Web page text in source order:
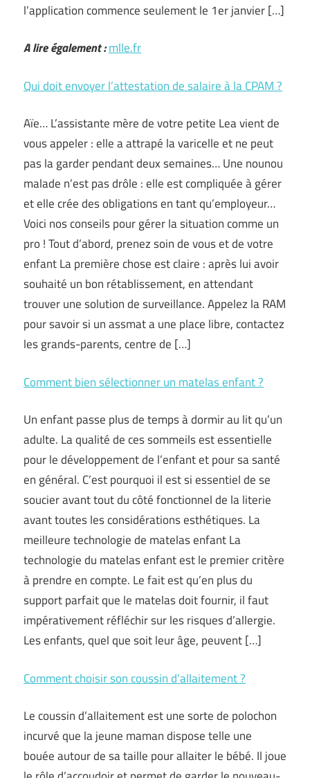
l’application commence seulement le 1er janvier […]
A lire également :mlle.fr
Qui doit envoyer l’attestation de salaire à la CPAM ?
Aïe… L’assistante mère de votre petite Lea vient de
vous appeler : elle a attrapé la varicelle et ne peut
pas la garder pendant deux semaines… Une nounou
malade n’est pas drôle : elle est compliquée à gérer
et elle crée des obligations en tant qu’employeur…
Voici nos conseils pour gérer la situation comme un
pro ! Tout d’abord, prenez soin de vous et de votre
enfant La première chose est claire : après lui avoir
souhaité un bon rétablissement, en attendant
trouver une solution de surveillance. Appelez la RAM
pour savoir si un assmat a une place libre, contactez
les grands-parents, centre de […]
Comment bien sélectionner un matelas enfant ?
Un enfant passe plus de temps à dormir au lit qu’un
adulte. La qualité de ces sommeils est essentielle
pour le développement de l’enfant et pour sa santé
en général. C’est pourquoi il est si essentiel de se
soucier avant tout du côté fonctionnel de la literie
avant toutes les considérations esthétiques. La
meilleure technologie de matelas enfant La
technologie du matelas enfant est le premier critère
à prendre en compte. Le fait est qu’en plus du
support parfait que le matelas doit fournir, il faut
impérativement réfléchir sur les risques d’allergie.
Les enfants, quel que soit leur âge, peuvent […]
Comment choisir son coussin d’allaitement ?
Le coussin d’allaitement est une sorte de polochon
incurvé que la jeune maman dispose telle une
bouée autour de sa taille pour allaiter le bébé. Il joue